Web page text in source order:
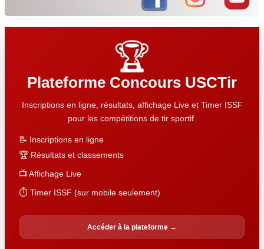
🏆
Plateforme Concours USCTir
Inscriptions en ligne, résultats, affichage Live et Timer ISSF
pour les compétitions de tir sportif.
📝 Inscriptions en ligne
🏆 Résultats et classements
📺 Affichage Live
⏱️ Timer ISSF (sur mobile seulement)
Accéder à la plateforme →